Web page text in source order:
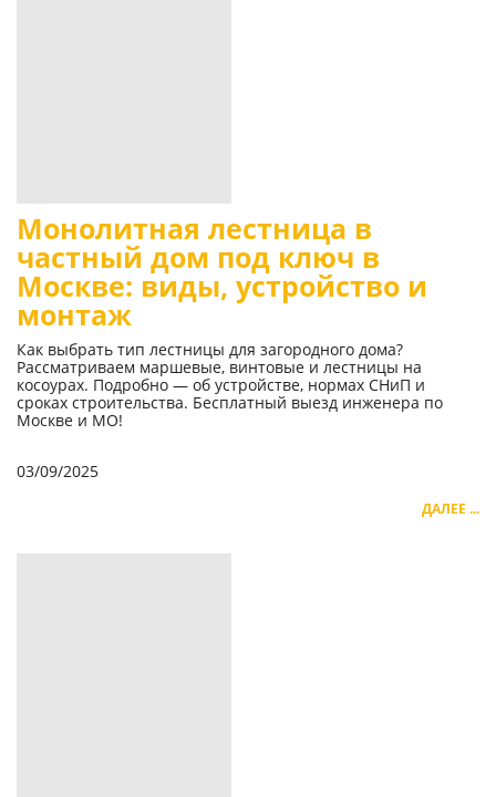
Монолитная лестница в
частный дом под ключ в
Москве: виды, устройство и
монтаж
Как выбрать тип лестницы для загородного дома?
Рассматриваем маршевые, винтовые и лестницы на
косоурах. Подробно — об устройстве, нормах СНиП и
сроках строительства. Бесплатный выезд инженера по
Москве и МО!
03/09/2025
ДАЛЕЕ ...